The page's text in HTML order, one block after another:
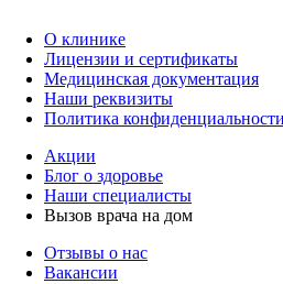
О клинике
Лицензии и сертификаты
Медицинская документация
Наши реквизиты
Политика конфиденциальности
Акции
Блог о здоровье
Наши специалисты
Вызов врача на дом
Отзывы о нас
Вакансии